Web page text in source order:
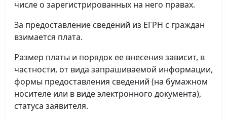
числе о зарегистрированных на него правах.
За предоставление сведений из ЕГРН с граждан
взимается плата.
Размер платы и порядок ее внесения зависит, в
частности, от вида запрашиваемой информации,
формы предоставления сведений (на бумажном
носителе или в виде электронного документа),
статуса заявителя.